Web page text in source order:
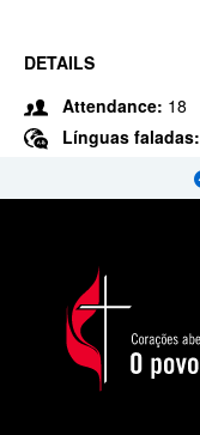
DETAILS
Attendance: 18
Línguas faladas: